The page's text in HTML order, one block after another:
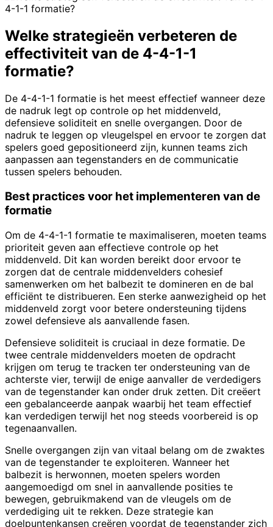
Welke strategieën verbeteren de
effectiviteit van de 4-4-1-1
formatie?
De 4-4-1-1 formatie is het meest effectief wanneer deze
de nadruk legt op controle op het middenveld,
defensieve soliditeit en snelle overgangen. Door de
nadruk te leggen op vleugelspel en ervoor te zorgen dat
spelers goed gepositioneerd zijn, kunnen teams zich
aanpassen aan tegenstanders en de communicatie
tussen spelers behouden.
Best practices voor het implementeren van de
formatie
Om de 4-4-1-1 formatie te maximaliseren, moeten teams
prioriteit geven aan effectieve controle op het
middenveld. Dit kan worden bereikt door ervoor te
zorgen dat de centrale middenvelders cohesief
samenwerken om het balbezit te domineren en de bal
efficiënt te distribueren. Een sterke aanwezigheid op het
middenveld zorgt voor betere ondersteuning tijdens
zowel defensieve als aanvallende fasen.
Defensieve soliditeit is cruciaal in deze formatie. De
twee centrale middenvelders moeten de opdracht
krijgen om terug te tracken ter ondersteuning van de
achterste vier, terwijl de enige aanvaller de verdedigers
van de tegenstander kan onder druk zetten. Dit creëert
een gebalanceerde aanpak waarbij het team effectief
kan verdedigen terwijl het nog steeds voorbereid is op
tegenaanvallen.
Snelle overgangen zijn van vitaal belang om de zwaktes
van de tegenstander te exploiteren. Wanneer het
balbezit is herwonnen, moeten spelers worden
aangemoedigd om snel in aanvallende posities te
bewegen, gebruikmakend van de vleugels om de
verdediging uit te rekken. Deze strategie kan
doelpuntenkansen creëren voordat de tegenstander zich